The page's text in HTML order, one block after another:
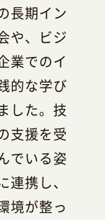
長期イン
や、ビジ
業でのイ
的な学び
した。技
支援を受
でいる姿
携し、
境が整っ